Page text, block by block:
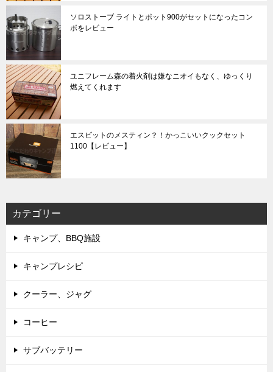
ソロストーブ ライトとポット900がセットになったコン
ボをレビュー
ユニフレーム森の着火剤は嫌なニオイもなく、ゆっくり
燃えてくれます
エスビットのメスティン？！かっこいいクックセット
1100【レビュー】
カテゴリー
キャンプ、BBQ施設
キャンプレシピ
クーラー、ジャグ
コーヒー
サブバッテリー